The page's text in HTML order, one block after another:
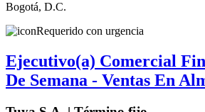
Bogotá, D.C.
Requerido con urgencia
Ejecutivo(a) Comercial
De Semana - Ventas En